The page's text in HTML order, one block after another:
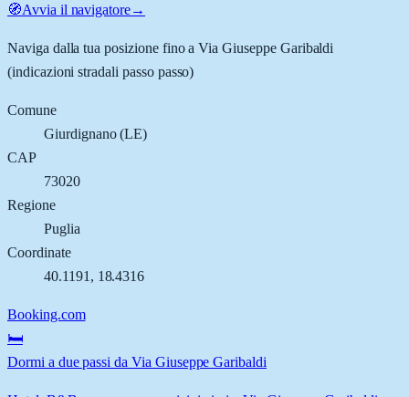
🧭Avvia il navigatore→
Naviga dalla tua posizione fino aVia Giuseppe Garibaldi
(indicazioni stradali passo passo)
Comune
Giurdignano(LE)
CAP
73020
Regione
Puglia
Coordinate
40.1191 , 18.4316
Booking.com
🛏️
Dormi a due passi da Via Giuseppe Garibaldi